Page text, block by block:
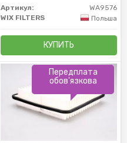
Артикул:
WA9576
WIX FILTERS
Польша
КУПИТЬ
Передплата
обов'язкова